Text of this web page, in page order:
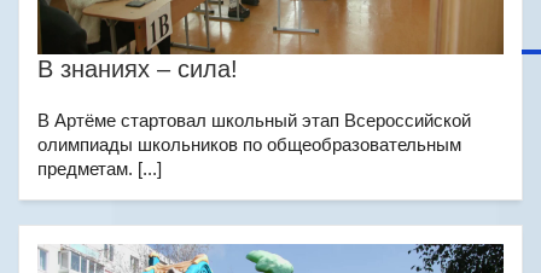
В знаниях – сила!
В Артёме стартовал школьный этап Всероссийской
олимпиады школьников по общеобразовательным
предметам. [...]